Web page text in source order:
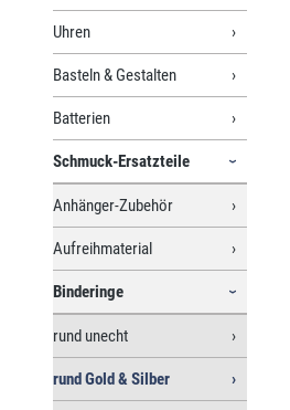
Uhren
Basteln & Gestalten
Batterien
Schmuck-Ersatzteile
Anhänger-Zubehör
Aufreihmaterial
Binderinge
rund unecht
rund Gold & Silber